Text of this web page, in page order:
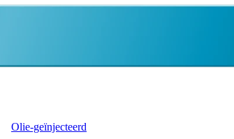
Olie-geïnjecteerd